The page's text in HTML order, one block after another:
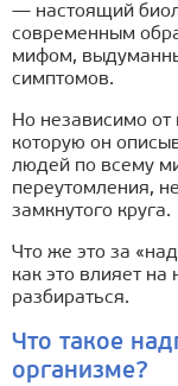
— настоящий
современным
мифом,
симптомов.
Но независимо от
которую он
людей по всему
переутомления,
замкнутого круга.
Что же это за
как это влияет
разбираться.
Что такое
организме?